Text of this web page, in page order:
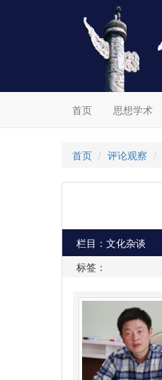
首页 思想学术
首页 评论观察
栏目：文化杂谈
标签：